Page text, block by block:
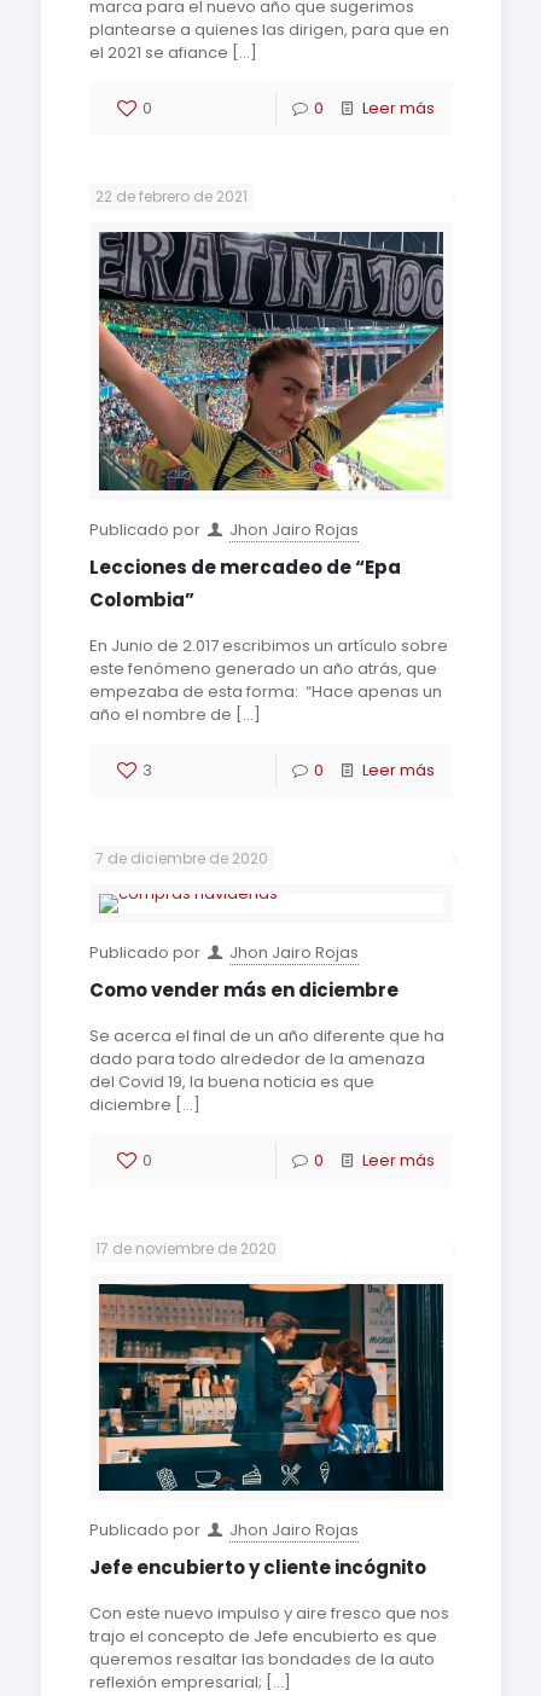
marca para el nuevo año que sugerimos
plantearse a quienes las dirigen, para que en
el 2021 se afiance […]
0 0 Leer más
22 de febrero de 2021
Publicado por Jhon Jairo Rojas
Lecciones de mercadeo de “Epa
Colombia”
En Junio de 2.017 escribimos un artículo sobre
este fenómeno generado un año atrás, que
empezaba de esta forma: “Hace apenas un
año el nombre de […]
3 0 Leer más
7 de diciembre de 2020
Publicado por Jhon Jairo Rojas
Como vender más en diciembre
Se acerca el final de un año diferente que ha
dado para todo alrededor de la amenaza
del Covid 19, la buena noticia es que
diciembre […]
0 0 Leer más
17 de noviembre de 2020
Publicado por Jhon Jairo Rojas
Jefe encubierto y cliente incógnito
Con este nuevo impulso y aire fresco que nos
trajo el concepto de Jefe encubierto es que
queremos resaltar las bondades de la auto
reflexión empresarial; […]